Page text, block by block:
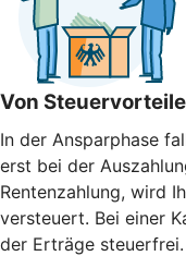
Von
In der Ansparphase
erst bei der
Rentenzahlung, wird
versteuert. Bei einer
der Erträge